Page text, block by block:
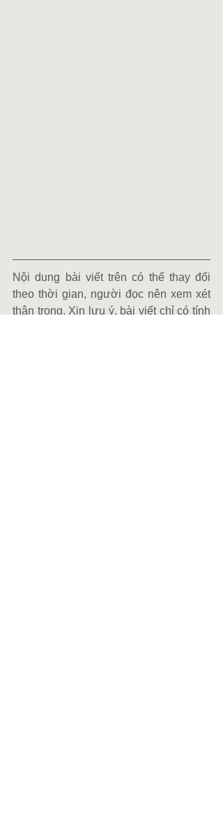
Nội dung bài viết trên có thể thay đổi
theo thời gian, người đọc nên xem xét
thận trọng. Xin lưu ý, bài viết chỉ có tính